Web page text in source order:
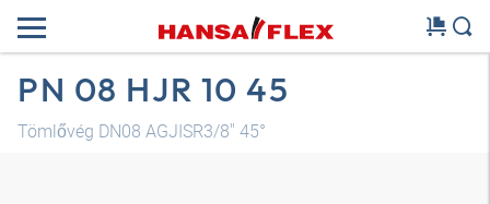
PN 08 HJR 10 45
Tömlővég DN08 AGJISR3/8" 45°